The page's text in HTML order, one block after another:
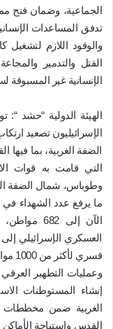
الجماعية، وضمان فتح
تدفق المساعدات
والوقود اللازم
القتل والتدمير
الإنسانية غير المسبوقة
الهيئة الدولية “حشد “:
الإسرائيليون تصعيد
الضفة الغربية، بما فيها
التي قامت به قوات
العسكري الإسرائيلي إلى
وعمليات التطهير
إنشاء المستوطنات
الغربية ضمن مخططات
القدس واستباحة